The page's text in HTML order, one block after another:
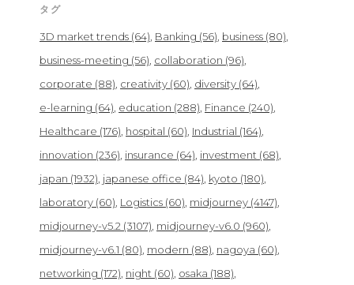
タグ
3D market trends (64) Banking (56) business (80)
business-meeting (56) collaboration (96)
corporate (88) creativity (60) diversity (64)
e-learning (64) education (288) Finance (240)
Healthcare (176) hospital (60) Industrial (164)
innovation (236) insurance (64) investment (68)
japan (1932) japanese office (84) kyoto (180)
laboratory (60) Logistics (60) midjourney (4147)
midjourney-v5.2 (3107) midjourney-v6.0 (960)
midjourney-v6.1 (80) modern (88) nagoya (60)
networking (172) night (60) osaka (188)